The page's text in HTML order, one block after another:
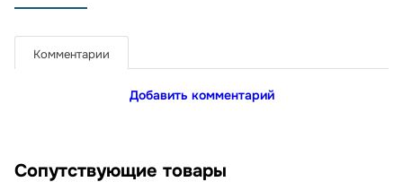
Комментарии
Добавить комментарий
Сопутствующие товары